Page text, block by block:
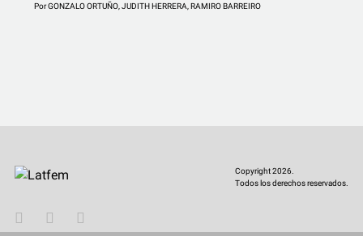
PorGONZALO ORTUÑO JUDITH HERRERA RAMIRO BARREIRO
Copyright 2026.
Todos los derechos reservados.